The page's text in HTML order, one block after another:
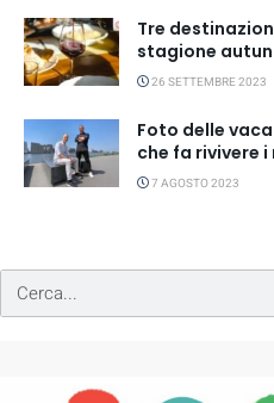
Tre
stagione
26 SETTEMBRE 2023
Foto delle
che fa rivivere
7 AGOSTO 2023